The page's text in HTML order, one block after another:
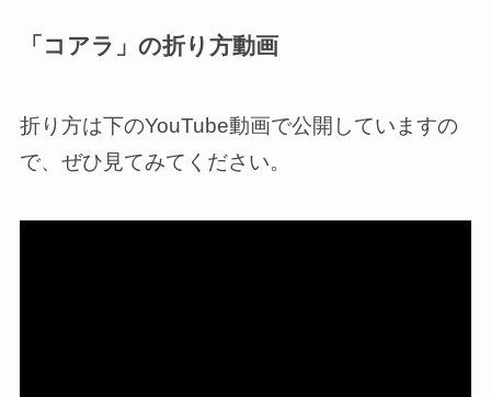
「コアラ」の折り方動画
折り方は下のYouTube動画で公開していますの
で、ぜひ見てみてください。